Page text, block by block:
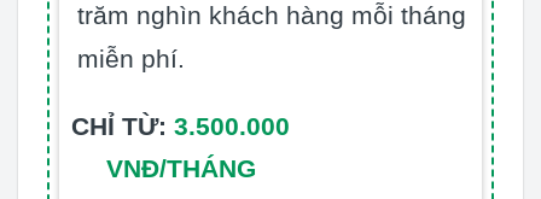
trăm nghìn khách hàng mỗi tháng
miễn phí.
CHỈ TỪ: 3.500.000
VNĐ/THÁNG